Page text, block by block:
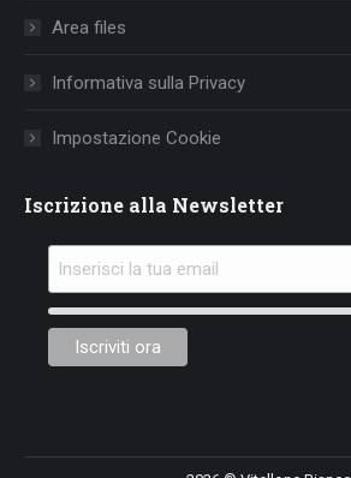
windowwindow
Area files
Informativa sulla Privacy
Impostazione Cookie
Iscrizione alla Newsletter